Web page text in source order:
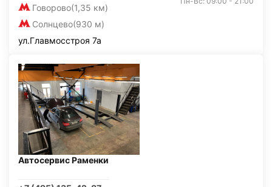
Говорово(1,35 км)
Солнцево(930 м)
ул.Главмосстроя 7а
Автосервис Раменки